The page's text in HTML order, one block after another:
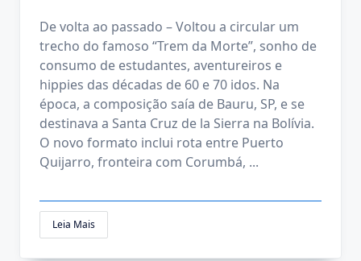
De volta ao passado – Voltou a circular um
trecho do famoso “Trem da Morte”, sonho de
consumo de estudantes, aventureiros e
hippies das décadas de 60 e 70 idos. Na
época, a composição saía de Bauru, SP, e se
destinava a Santa Cruz de la Sierra na Bolívia.
O novo formato inclui rota entre Puerto
Quijarro, fronteira com Corumbá, ...
Leia Mais